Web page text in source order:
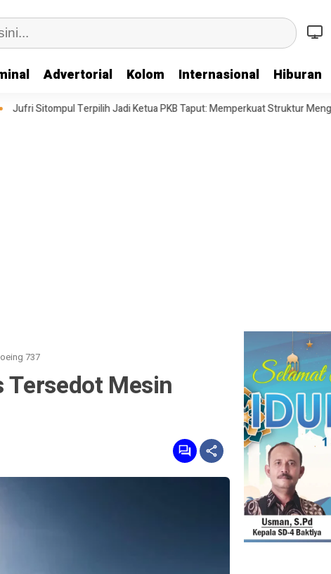
Advertorial Kolom Internasional Hiburan
Jadi Ketua PKB Taput: Memperkuat Struktur Menghadapi Pemilu
737
Tersedot Mesin